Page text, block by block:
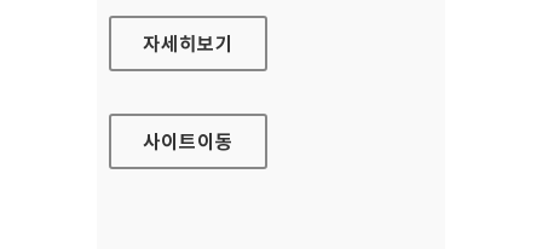
삼성전자 비즈니스 가이드라인 대표 홈페이지
자세히보기
사이트이동